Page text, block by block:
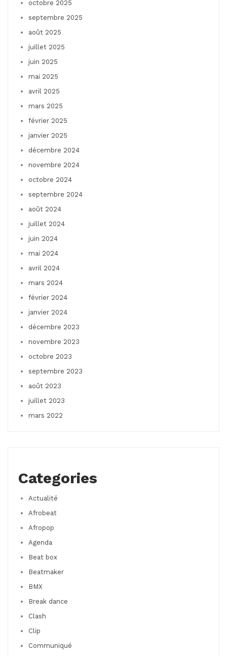
octobre 2025
septembre 2025
août 2025
juillet 2025
juin 2025
mai 2025
avril 2025
mars 2025
février 2025
janvier 2025
décembre 2024
novembre 2024
octobre 2024
septembre 2024
août 2024
juillet 2024
juin 2024
mai 2024
avril 2024
mars 2024
février 2024
janvier 2024
décembre 2023
novembre 2023
octobre 2023
septembre 2023
août 2023
juillet 2023
mars 2022
Categories
Actualité
Afrobeat
Afropop
Agenda
Beat box
Beatmaker
BMX
Break dance
Clash
Clip
Communiqué